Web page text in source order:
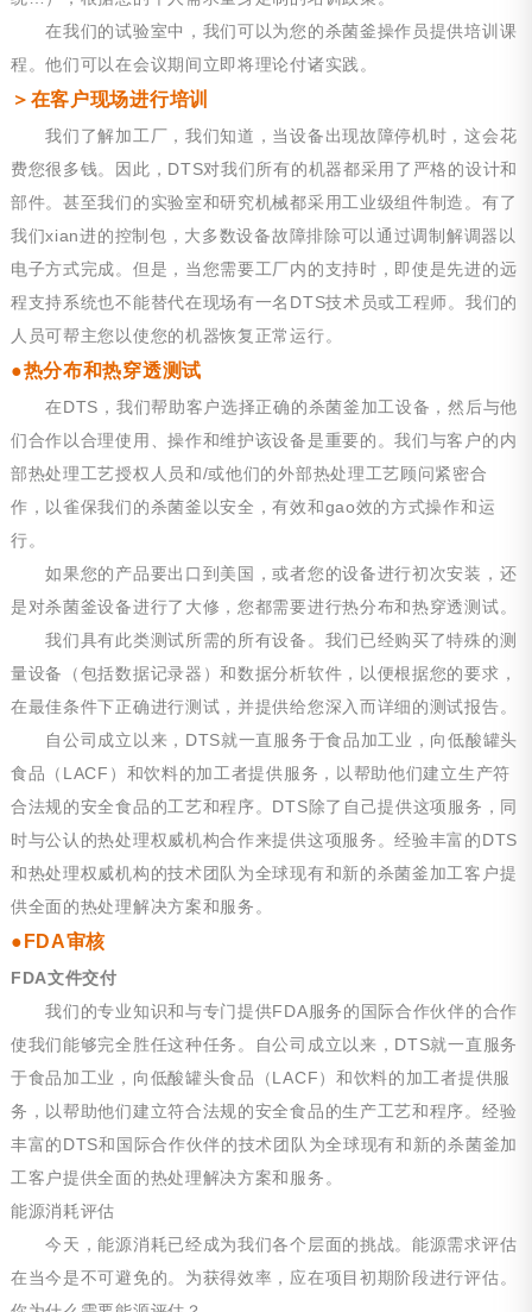
在我们的试验室中，我们可以为您的杀菌釜操作员提供培训课
程。他们可以在会议期间立即将理论付诸实践。
＞在客户现场进行培训
我们了解加工厂，我们知道，当设备出现故障停机时，这会花
费您很多钱。因此，DTS对我们所有的机器都采用了严格的设计和
部件。甚至我们的实验室和研究机械都采用工业级组件制造。有了
我们xian进的控制包，大多数设备故障排除可以通过调制解调器以
电子方式完成。但是，当您需要工厂内的支持时，即使是先进的远
程支持系统也不能替代在现场有一名DTS技术员或工程师。我们的
人员可帮主您以使您的机器恢复正常运行。
●热分布和热穿透测试
在DTS，我们帮助客户选择正确的杀菌釜加工设备，然后与他
们合作以合理使用、操作和维护该设备是重要的。我们与客户的内
部热处理工艺授权人员和/或他们的外部热处理工艺顾问紧密合
作，以雀保我们的杀菌釜以安全，有效和gao效的方式操作和运
行。
如果您的产品要出口到美国，或者您的设备进行初次安装，还
是对杀菌釜设备进行了大修，您都需要进行热分布和热穿透测试。
我们具有此类测试所需的所有设备。我们已经购买了特殊的测
量设备（包括数据记录器）和数据分析软件，以便根据您的要求，
在最佳条件下正确进行测试，并提供给您深入而详细的测试报告。
自公司成立以来，DTS就一直服务于食品加工业，向低酸罐头
食品（LACF）和饮料的加工者提供服务，以帮助他们建立生产符
合法规的安全食品的工艺和程序。DTS除了自己提供这项服务，同
时与公认的热处理权威机构合作来提供这项服务。经验丰富的DTS
和热处理权威机构的技术团队为全球现有和新的杀菌釜加工客户提
供全面的热处理解决方案和服务。
● FDA审核
FDA文件交付
我们的专业知识和与专门提供FDA服务的国际合作伙伴的合作
使我们能够完全胜任这种任务。自公司成立以来，DTS就一直服务
于食品加工业，向低酸罐头食品（LACF）和饮料的加工者提供服
务，以帮助他们建立符合法规的安全食品的生产工艺和程序。经验
丰富的DTS和国际合作伙伴的技术团队为全球现有和新的杀菌釜加
工客户提供全面的热处理解决方案和服务。
能源消耗评估
今天，能源消耗已经成为我们各个层面的挑战。能源需求评估
在当今是不可避免的。为获得效率，应在项目初期阶段进行评估。